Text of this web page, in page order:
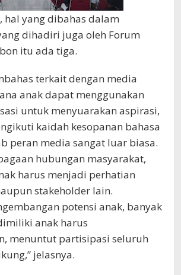
hal yang dibahas dalam
dihadiri juga oleh Forum
itu ada tiga.
terkait dengan media
anak dapat menggunakan
untuk menyuarakan aspirasi,
kaidah kesopanan bahasa
peran media sangat luar biasa.
hubungan masyarakat,
harus menjadi perhatian
stakeholder lain.
potensi anak, banyak
anak harus
menuntut partisipasi seluruh
jelasnya.